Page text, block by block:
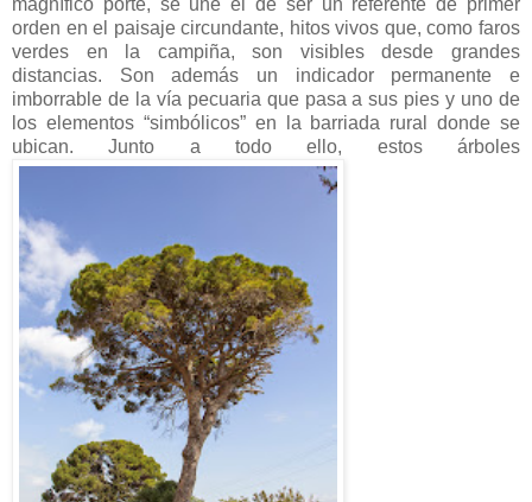
magnífico porte, se une el de ser un referente de primer
orden en el paisaje circundante, hitos vivos que, como faros
verdes en la campiña, son visibles desde grandes
distancias. Son además un indicador permanente e
imborrable de la vía pecuaria que pasa a sus pies y uno de
los elementos “simbólicos” en la barriada rural donde se
ubican. Junto a todo ello, estos árboles